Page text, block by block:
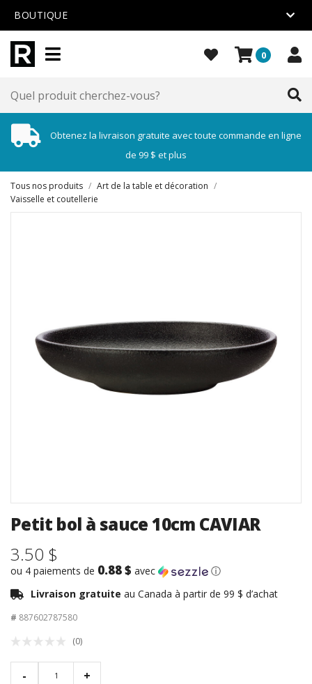
BOUTIQUE
0
Obtenez la livraison gratuite avec toute commande en ligne
de 99 $ et plus
Tous nos produits / Art de la table et décoration /
Vaisselle et coutellerie
Petit bol à sauce 10cm CAVIAR
3.50 $
ou 4 paiements de 0.88 $ avec
ⓘ
Livraison gratuite au Canada à partir de 99 $ d’achat
# 887602787580
(0)
- +